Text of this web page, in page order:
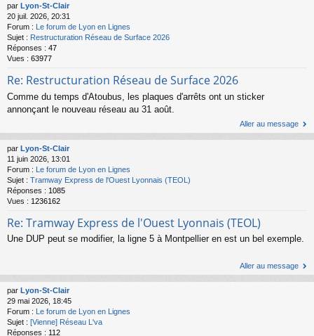
par Lyon-St-Clair
20 juil. 2026, 20:31
Forum : Le forum de Lyon en Lignes
Sujet : Restructuration Réseau de Surface 2026
Réponses : 47
Vues : 63977
Re: Restructuration Réseau de Surface 2026
Comme du temps d'Atoubus, les plaques d'arrêts ont un sticker
annonçant le nouveau réseau au 31 août.
Aller au message
par Lyon-St-Clair
11 juin 2026, 13:01
Forum : Le forum de Lyon en Lignes
Sujet : Tramway Express de l'Ouest Lyonnais (TEOL)
Réponses : 1085
Vues : 1236162
Re: Tramway Express de l'Ouest Lyonnais (TEOL)
Une DUP peut se modifier, la ligne 5 à Montpellier en est un bel exemple.
Aller au message
par Lyon-St-Clair
29 mai 2026, 18:45
Forum : Le forum de Lyon en Lignes
Sujet : [Vienne] Réseau L'va
Réponses : 112